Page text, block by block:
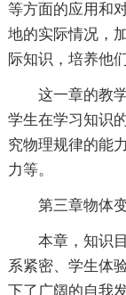
等方面的应用和
地的实际情况，
际知识，培养他
这一章的教
学生在学习知识
究物理规律的能
力等。
第三章物体
本章，知识
系紧密、学生体
下了广阔的自我